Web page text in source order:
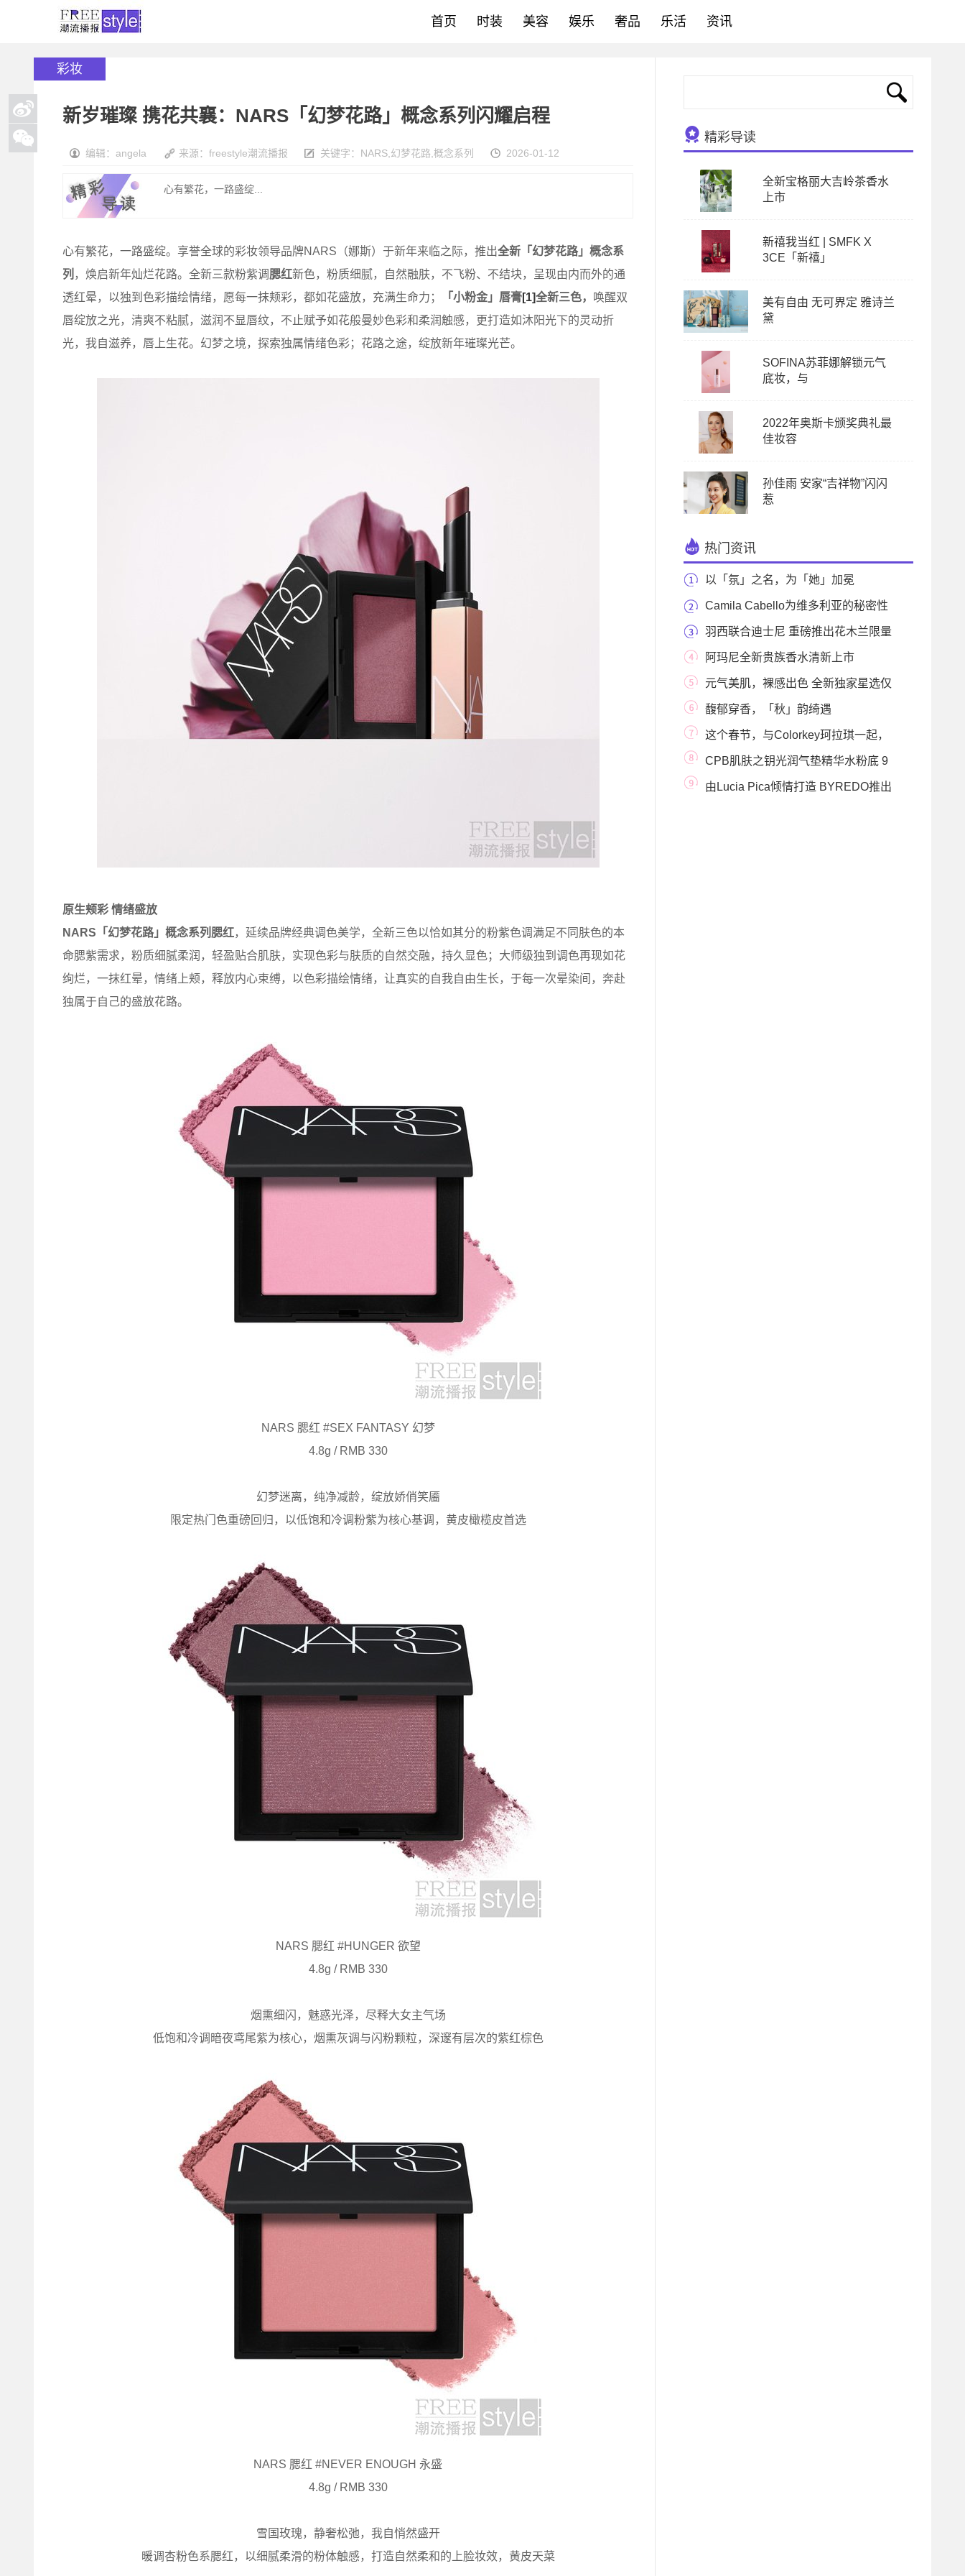
首页 时装 美容 娱乐 奢品 乐活 资讯
彩妆
新岁璀璨 携花共襄：NARS「幻梦花路」概念系列闪耀启程
编辑：angela 来源：freestyle潮流播报 关键字： NARS 幻梦花路 概念系列 2026-01-12
心有繁花，一路盛绽...
心有繁花，一路盛绽。享誉全球的彩妆领导品牌NARS（娜斯）于新年来临之际，推出全新「幻梦花路」概念系
列 ，焕启新年灿烂花路。全新三款粉紫调 腮红新色，粉质细腻，自然融肤，不飞粉、不结块，呈现由内而外的通
透红晕，以独到色彩描绘情绪，愿每一抹颊彩，都如花盛放，充满生命力；
「小粉金」唇膏[1]全新三色，
唤醒双
唇绽放之光，清爽不粘腻，滋润不显唇纹，不止赋予如花般曼妙色彩和柔润触感，更打造如沐阳光下的灵动折
光，我自滋养，唇上生花。幻梦之境，探索独属情绪色彩；花路之途，绽放新年璀璨光芒。
原生颊彩 情绪盛放
NARS 「幻梦花路」概念系列腮红，延续品牌经典调色美学，全新三色以恰如其分的粉紫色调满足不同肤色的本
命腮紫需求，粉质细腻柔润，轻盈贴合肌肤，实现色彩与肤质的自然交融，持久显色；大师级独到调色再现如花
绚烂，一抹红晕，情绪上颊，释放内心束缚，以色彩描绘情绪，让真实的自我自由生长，于每一次晕染间，奔赴
独属于自己的盛放花路。
NARS 腮红 #SEX FANTASY 幻梦
4.8g / RMB 330
幻梦迷离，纯净减龄，绽放娇俏笑靥
限定热门色重磅回归，以低饱和冷调粉紫为核心基调，黄皮橄榄皮首选
NARS 腮红 #HUNGER 欲望
4.8g / RMB 330
烟熏细闪，魅惑光泽，尽释大女主气场
低饱和冷调暗夜鸢尾紫为核心，烟熏灰调与闪粉颗粒，深邃有层次的紫红棕色
NARS 腮红 #NEVER ENOUGH 永盛
4.8g / RMB 330
雪国玫瑰，静奢松弛，我自悄然盛开
暖调杏粉色系腮红，以细腻柔滑的粉体触感，打造自然柔和的上脸妆效，黄皮天菜
精彩导读
全新宝格丽大吉岭茶香水
上市
新禧我当红 | SMFK X
3CE「新禧」
美有自由 无可界定 雅诗兰
黛
SOFINA苏菲娜解锁元气
底妆，与
2022年奥斯卡颁奖典礼最
佳妆容
孙佳雨 安家“吉祥物”闪闪
惹
热门资讯
以「氛」之名，为「她」加冕
BVLGARI宝格丽香氛
Camila Cabello为维多利亚的秘密性
感女郎系列香水拍
羽西联合迪士尼 重磅推出花木兰限量
版彩妆系列
阿玛尼全新贵族香水清新上市
元气美肌，裸感出色 全新独家星选仅
在丝芙兰
馥郁穿香，「秋」韵绮遇
BVLGARI宝格丽香氛秋季
这个春节，与Colorkey珂拉琪一起，
更“燃”更出彩
CPB肌肤之钥光润气垫精华水粉底 9
月奢耀上市打造
由Lucia Pica倾情打造 BYREDO推出